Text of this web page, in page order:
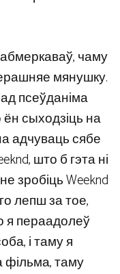
чаму
мянушку.
псеўданіма
сыходзіць на
адчуваць сябе
што б гэта ні
зробіць Weeknd
лепш за тое,
я пераадолеў
і таму я
фільма, таму